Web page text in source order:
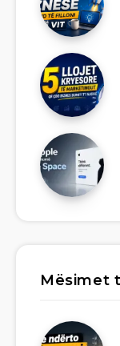
Mësimet